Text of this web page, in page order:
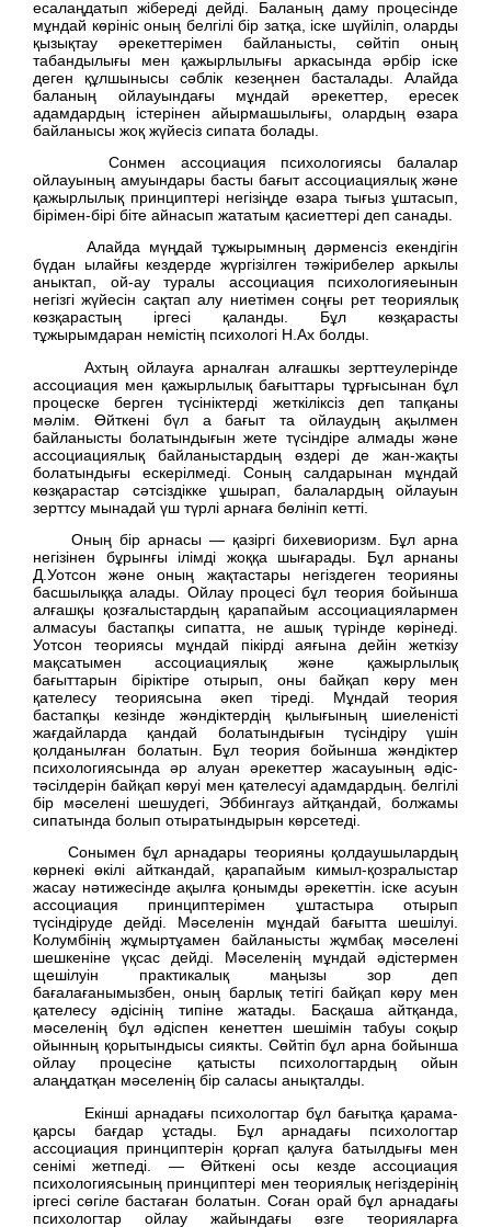
есалаңдатып жібереді дейді. Баланың даму процесінде
мұндай көрініс оның белгілі бір затқа, іске шүйіліп, оларды
қызықтау әрекеттерімен байланысты, сөйтіп оның
табандылығы мен қажырлылығы аркасында әрбір іске
деген құлшынысы сәблік кезеңнен басталады. Алайда
баланың ойлауындағы мұндай әрекеттер, ересек
адамдардың істерінен айырмашылығы, олардың өзара
байланысы жоқ жүйесіз сипата болады.
Сонмен ассоциация психологиясы балалар
ойлауының амуындары басты бағыт ассоциациялық және
қажырлылық принциптері негізіңде өзара тығыз ұштасып,
бірімен-бірі біте айнасып жататым қасиеттері деп санады.
Алайда мүңдай тұжырымның дәрменсіз екендігін
бүдан ылайғы кездерде жүргізілген тәжірибелер аркылы
аныктап, ой-ау туралы ассоциация психологияеынын
негізгі жүйесін сақтап алу ниетімен соңғы рет теориялық
көзқарастың іргесі қаланды. Бұл көзқарасты
тұжырымдаран немістің психологі Н.Ах болды.
Ахтың ойлауға арналған алғашкы зерттеулерінде
ассоциация мен қажырлылық бағыттары тұрғысынан бұл
процеске берген түсініктерді жеткіліксіз деп тапқаны
мәлім. Өйткені бүл а бағыт та ойлаудың ақылмен
байланысты болатындығын жете түсіндіре алмады және
ассоциациялық байланыстардың өздері де жан-жақты
болатындығы ескерілмеді. Соның салдарынан мұндай
көзқарастар сәтсіздікке ұшырап, балалардың ойлауын
зерттсу мынадай үш түрлі арнаға бөлініп кетті.
Оның бір арнасы — қазіргі бихевиоризм. Бұл арна
негізінен бұрынғы ілімді жоққа шығарады. Бұл арнаны
Д.Уотсон және оның жақтастары негіздеген теорияны
басшылыққа алады. Ойлау процесі бұл теория бойынша
алғашқы қозғалыстардың қарапайым ассоциациялармен
алмасуы бастапқы сипатта, не ашық түрінде көрінеді.
Уотсон теориясы мұндай пікірді аяғына дейін жеткізу
мақсатымен ассоциациялық және қажырлылық
бағыттарын біріктіре отырып, оны байқап көру мен
қателесу теориясына әкеп тіреді. Мұндай теория
бастапқы кезінде жәндіктердің қылығының шиеленісті
жағдайларда қандай болатындығын түсіндіру үшін
қолданылған болатын. Бұл теория бойынша жәндіктер
психологиясында әр алуан әрекеттер жасауының әдіс-
тәсілдерін байқап көруі мен қателесуі адамдардың. белгілі
бір мәселені шешудегі, Эббингауз айтқандай, болжамы
сипатында болып отыратындырын көрсетеді.
Сонымен бұл арнадары теорияны қолдаушылардың
көрнекі өкілі айткандай, қарапайым кимыл-қозралыстар
жасау нәтижесінде ақылға қонымды әрекеттін. іске асуын
ассоциация принциптерімен ұштастыра отырып
түсіндіруде дейді. Мәселенін мұндай бағытта шешілуі.
Колумбінің жұмыртұамен байланысты жұмбақ мәселені
шешкеніне үқсас дейді. Мәселенің мұндай әдістермен
щешілуін практикалық маңызы зор деп
бағалағанымызбен, оның барлық тетігі байқап көру мен
қателесу әдісінің типіне жатады. Басқаша айтқанда,
мәселенің бұл әдіспен кенеттен шешімін табуы соқыр
ойынның қорытындысы сиякты. Сөйтіп бұл арна бойынша
ойлау процесіне қатысты психологтардың ойын
алаңдатқан мәселенің бір саласы анықталды.
Екінші арнадағы психологтар бұл бағытқа қарама-
қарсы бағдар ұстады. Бұл арнадағы психологтар
ассоциация принциптерін қорғап қалуға батылдығы мен
сенімі жетпеді. — Өйткені осы кезде ассоциация
психологиясының принциптері мен теориялық негіздерінің
іргесі сөгіле бастаған болатын. Соған орай бұл арнадағы
психологтар ойлау жайындағы өзге теорияларға